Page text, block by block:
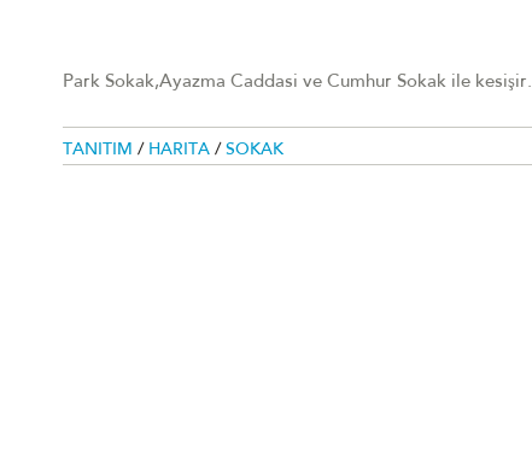
Park Sokak,Ayazma Caddasi ve Cumhur Sokak ile kesişir.
TANITIM / HARITA / SOKAK